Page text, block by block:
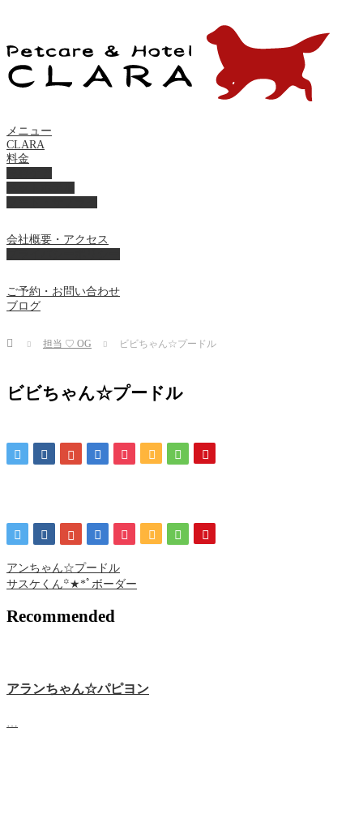
メニュー
CLARA
料金
会社概要・アクセス
ご予約・お問い合わせ
ブログ
Home 担当 ♡ OG ビビちゃん☆プードル
ビビちゃん☆プードル
アンちゃん☆プードル
サスケくん꙳★*ﾟボーダー
Recommended
アランちゃん☆パピヨン